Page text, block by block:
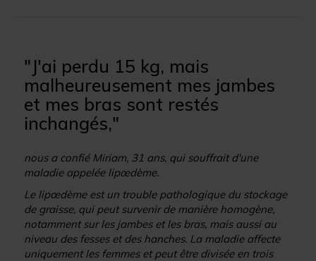
"J'ai perdu 15 kg, mais
malheureusement mes jambes
et mes bras sont restés
inchangés,"
nous a confié Miriam, 31 ans, qui souffrait d'une
maladie appelée lipœdème.
Le lipœdème est un trouble pathologique du stockage
de graisse, qui peut survenir de manière homogène,
notamment sur les jambes et les bras, mais aussi au
niveau des fesses et des hanches. La maladie affecte
uniquement les femmes et peut être divisée en trois